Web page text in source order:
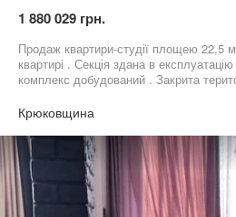
1 880 029 грн.
Продаж квартири-студії площею 22,5
квартирі . Секція здана в
комплекс добудований . Закрита
поверхового будинку , ліфта не має.
вікна у двір ЖК. Повністю закінчений
ремонт з меблями та технікою . У
газове опалення, встановлений
водяна тепла підлога в санвузлі ,
ліжко , велика шафа, кондиціонер.
кімната площею 6 м2 . Зручне
Крюковщина